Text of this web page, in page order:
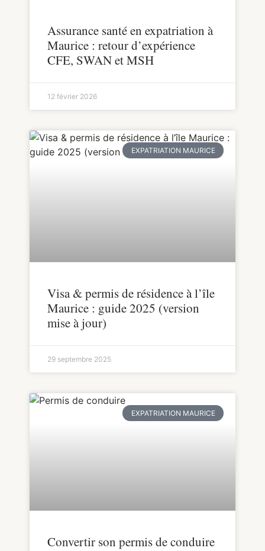
Assurance santé en expatriation à
Maurice : retour d’expérience
CFE, SWAN et MSH
12 février 2026
EXPATRIATION MAURICE
Visa & permis de résidence à l’île
Maurice : guide 2025 (version
mise à jour)
29 septembre 2025
EXPATRIATION MAURICE
Convertir son permis de conduire